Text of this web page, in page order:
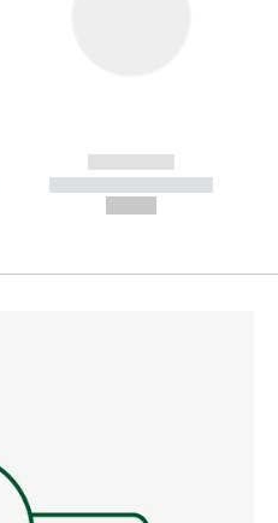
------------
----------- -----------